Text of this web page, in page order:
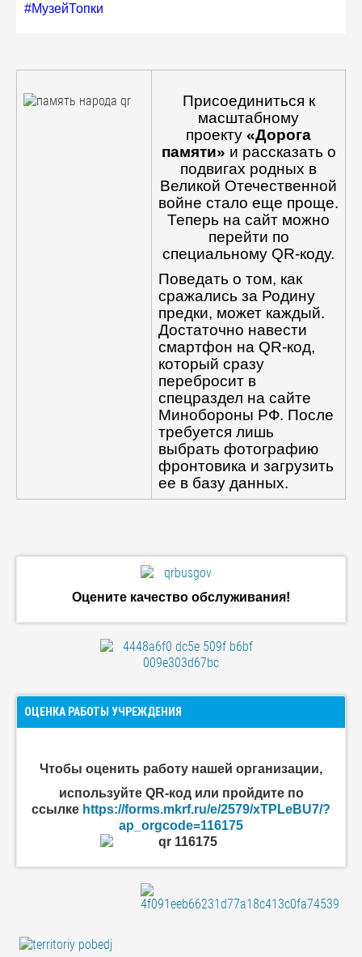
#МузейТопки
Присоединиться к
масштабному
проекту «Дорога
памяти» и рассказать о
подвигах родных в
Великой Отечественной
войне стало еще проще.
Теперь на сайт можно
перейти по
специальному QR-коду.
Поведать о том, как
сражались за Родину
предки, может каждый.
Достаточно навести
смартфон на QR-код,
который сразу
перебросит в
спецраздел на сайте
Минобороны РФ. После
требуется лишь
выбрать фотографию
фронтовика и загрузить
ее в базу данных.
Оцените качество обслуживания!
ОЦЕНКА РАБОТЫ УЧРЕЖДЕНИЯ
Чтобы оценить работу нашей организации,
используйте QR-код или пройдите по
ссылке https://forms.mkrf.ru/e/2579/xTPLeBU7/?
ap_orgcode=116175